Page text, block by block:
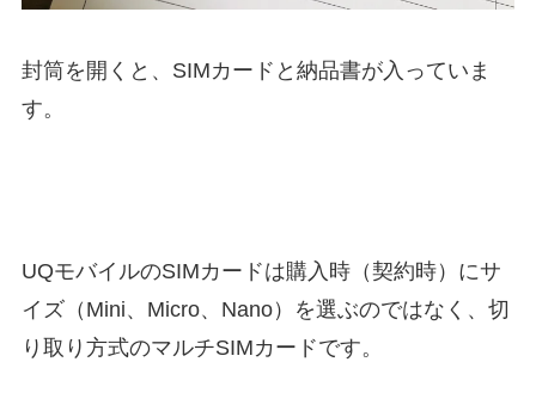
封筒を開くと、SIMカードと納品書が入っていま
す。
UQモバイルのSIMカードは購入時（契約時）にサ
イズ（Mini、Micro、Nano）を選ぶのではなく、切
り取り方式のマルチSIMカードです。